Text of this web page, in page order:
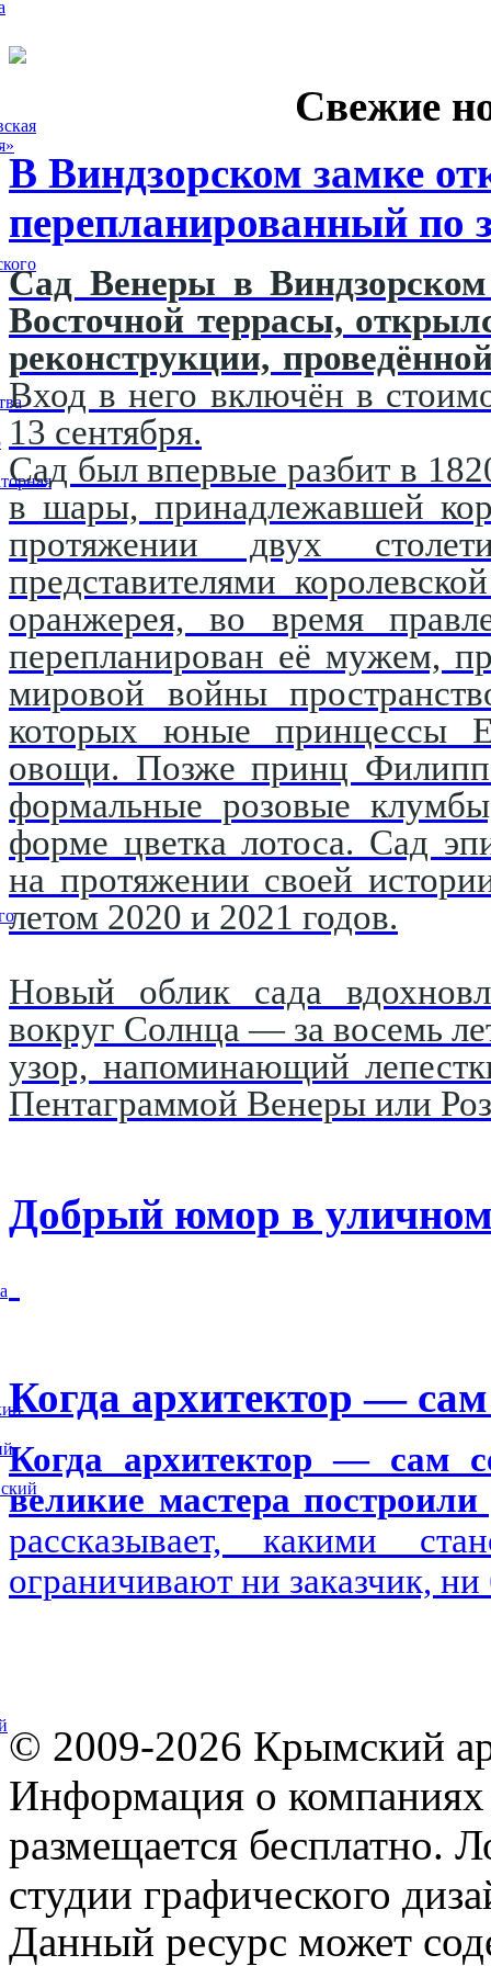
Свежие
В Виндзорском замке
перепланированный
Сад Венеры в
Восточной террасы,
реконструкции,
Вход в него включён в
13 сентября.
Сад был впервые разбит в
в шары, принадлежавшей
протяжении двух
представителями
оранжерея, во время
перепланирован её мужем,
мировой войны
которых юные принцессы
овощи. Позже принц Филипп
формальные розовые
форме цветка лотоса. Сад
на протяжении своей
летом 2020 и 2021 годов.
Новый облик сада
вокруг Солнца — за восемь
узор, напоминающий
Пентаграммой Венеры или
Добрый юмор в уличном
Когда архитектор — сам
Когда архитектор — сам
великие мастера построили
рассказывает, какими
ограничивают ни заказчик,
© 2009-2026 Крымский
Информация о компаниях
размещается бесплатно.
студии графического
Данный ресурс может